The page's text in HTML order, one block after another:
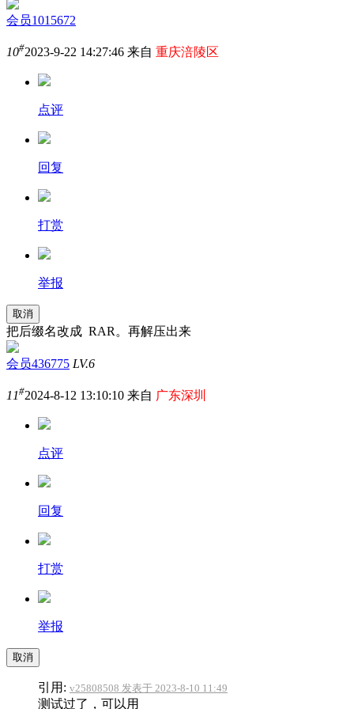
会员1015672
10#2023-9-22 14:27:46 来自 重庆涪陵区
点评
回复
打赏
举报
取消
把后缀名改成 RAR。再解压出来
会员436775 LV.6
11#2024-8-12 13:10:10 来自 广东深圳
点评
回复
打赏
举报
取消
引用: v25808508 发表于 2023-8-10 11:49
测试过了，可以用